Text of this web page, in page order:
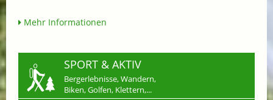
Mehr Informationen
SPORT & AKTIV
Bergerlebnisse, Wandern,
Biken, Golfen, Klettern,...